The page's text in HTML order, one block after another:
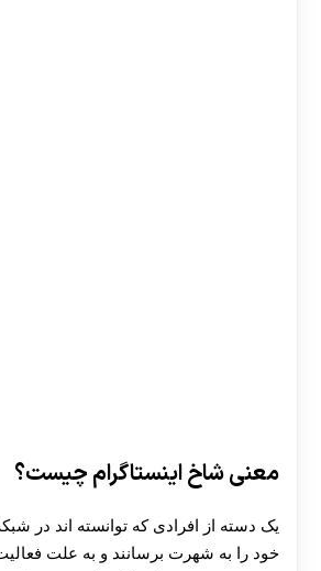
معنی شاخ اینستاگرام چیست؟
یک دسته از افرادی که توانسته اند در
خود را به شهرت برسانند و به علت